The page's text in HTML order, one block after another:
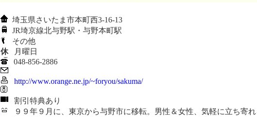
埼玉県さいたま市本町西3-16-13
JR埼京線北与野駅・与野本町駅
その他
休月曜日
048-856-2886
http://www.orange.ne.jp/~foryou/sakuma/
割引特典あり
９９年９月に、東京から与野市に移転。男性＆女性、気軽に立ち寄